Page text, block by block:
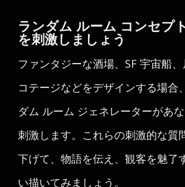
ランダム ルーム コンセプ
を刺激しましょう
ファンタジーな酒場、SF 宇宙船
コテージなどをデザインする場合
ダム ルーム ジェネレーターがあ
刺激します。これらの刺激的な質
下げて、物語を伝え、観客を魅了
い描いてみましょう。